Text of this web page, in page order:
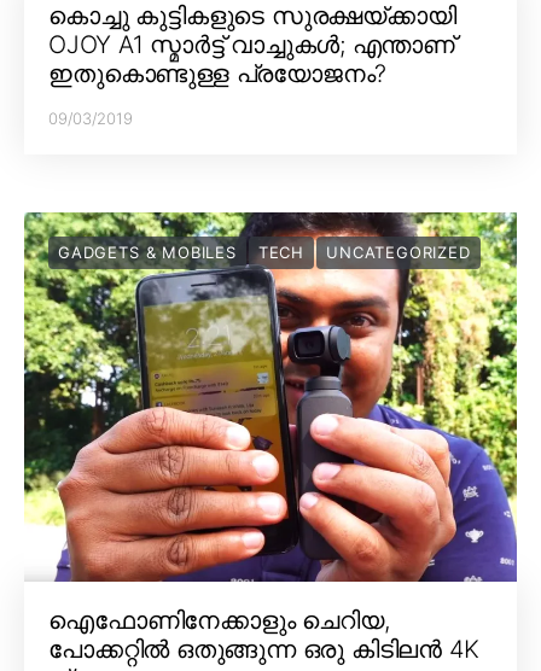
കൊച്ചു കുട്ടികളുടെ സുരക്ഷയ്ക്കായി
OJOY A1 സ്മാർട്ട് വാച്ചുകൾ; എന്താണ്
ഇതുകൊണ്ടുള്ള പ്രയോജനം?
09/03/2019
GADGETS & MOBILES TECH UNCATEGORIZED
ഐഫോണിനേക്കാളും ചെറിയ,
പോക്കറ്റിൽ ഒതുങ്ങുന്ന ഒരു കിടിലൻ 4K